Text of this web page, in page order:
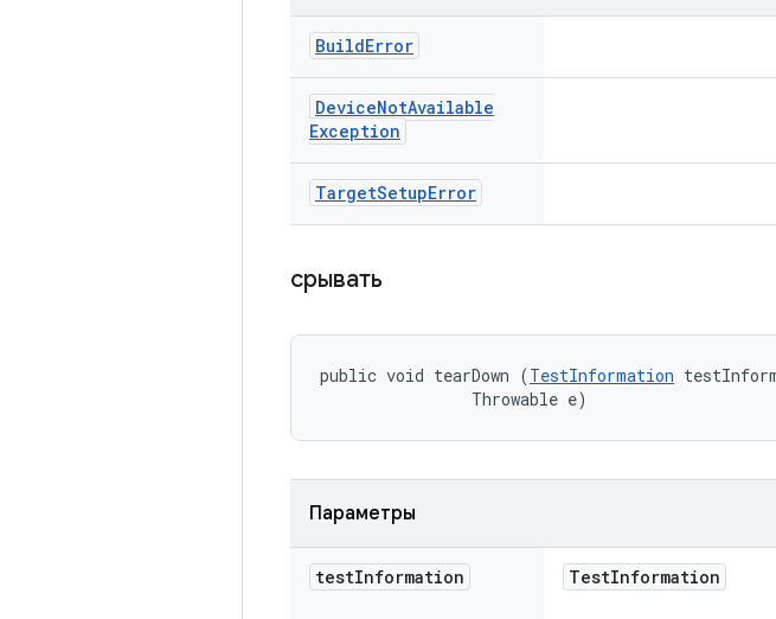
BuildError
DeviceNotAvailable
Exception
TargetSetupError
срывать
public void tearDown (TestInformation
                Throwable e)
Параметры
testInformation TestInformation